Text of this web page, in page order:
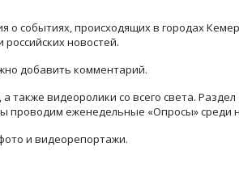
о событиях, происходящих в городах
новостей.
добавить комментарий.
видеоролики со всего света.
проводим еженедельные «Опросы» среди
и видеорепортажи.